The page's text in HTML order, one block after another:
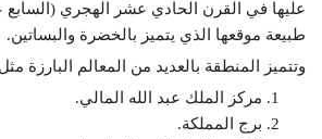
عليها في القرن الحادي عشر الهجري
طبيعة موقعها الذي يتميز بالخضرة والبساتين.
وتتميز المنطقة بالعديد من المعالم البارزة
مركز الملك عبد الله المالي.
برج المملكة.